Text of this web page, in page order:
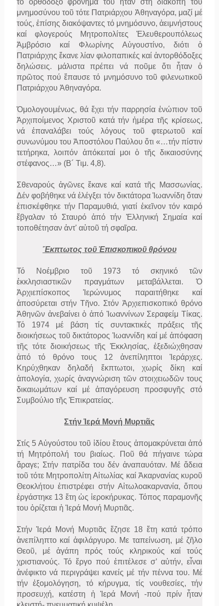
τό ὀρθόδοξο φρόνημά του ἦταν στή διακοπή τοῦ
μνημοσύνου τοῦ τότε Πατριάρχου Ἀθηναγόρα, μαζί μέ
τούς, ἐπίσης διακόψαντες τό μνημόσυνο, ἀειμνήστους
καί φλογερούς Μητροπολίτες Ἐλευθερουπόλεως
Ἀμβρόσιο καί Φλωρίνης Αὐγουστίνο, διότι ὁ
Πατριάρχης ἔκανε λίαν φιλοπαπικές καί ἀντορθόδοξες
δηλώσεις. μάλιστα πρέπει νά ποῦμε ὅτι ἦταν ὁ
πρῶτος πού ἔπαυσε τό μνημόσυνο τοῦ φιλενωτικοῦ
Πατριάρχου Ἀθηναγόρα.
Ὁμολογουμένως, θά ἔχει τήν παρρησία ἐνώπιον τοῦ
Ἀρχιποίμενος Χριστοῦ κατά τήν ἡμέρα τῆς κρίσεως,
νά ἐπαναλάβει τούς λόγους τοῦ φτερωτοῦ καί
συνωνύμου του Ἀποστόλου Παύλου ὅτι «…τήν πίστιν
τετήρηκα, λοιπόν ἀπόκειταί μοι ὁ τῆς δικαιοσύνης
στέφανος…» (Β´ Τιμ. 4,8).
Σθεναρούς ἀγῶνες ἔκανε καί κατά τῆς Μασσωνίας.
Δέν φοβήθηκε νά ἐλέγξει τόν δικτάτορα Ἰωαννίδη ὅταν
ἐπισκέφθηκε τήν Παραμυθιά, γιατί ἐκεῖνον τόν καιρό
ἔβγαλαν τό Σταυρό ἀπό τήν Ἑλληνική Σημαία καί
τοποθέτησαν ἀντ' αὐτοῦ τή σφαῖρα.
Ἔκπτωτος τοῦ Ἐπισκοπικοῦ θρόνου
Τό Νοέμβριο τοῦ 1973 τό σκηνικό τῶν
ἐκκλησιαστικῶν πραγμάτων μεταβάλλεται. Ὁ
Ἀρχιεπίσκοπος Ἱερώνυμος παραιτήθηκε καί
ἀποσύρεται στήν Τῆνο. Στόν Ἀρχιεπισκοπικό θρόνο
Ἀθηνῶν ἀνεβαίνει ὁ ἀπό Ἰωαννίνων Σεραφείμ Τίκας.
Τό 1974 μέ βάση τίς συντακτικές πράξεις τῆς
διοικήσεως τοῦ δικτάτορος Ἰωαννίδη καί μέ ἀπόφαση
τῆς τότε διοικήσεως τῆς Ἐκκλησίας, ἐξεδιώχθησαν
ἀπό τό θρόνο τους 12 ἀνεπίληπτοι Ἱεράρχες.
Κηρύχθηκαν δηλαδή ἔκπτωτοι, χωρίς δίκη καί
ἀπολογία, χωρίς ἀναγνώριση τῶν στοιχειωδῶν τους
δικαιωμάτων καί μέ ἀπαγόρευση προσφυγῆς στό
Συμβούλιο τῆς Ἐπικρατείας.
Στήν Ἱερά Μονή Μυρτιᾶς
Στίς 5 Αὐγούστου τοῦ ἰδίου ἔτους ἀπομακρύνεται ἀπό
τή Μητρόπολή του βιαίως. Ποῦ θά πήγαινε τώρα
ἄραγε; Στήν πατρίδα του δέν ἀναπαυόταν. Μέ ἄδεια
τοῦ τότε Μητροπολίτη Αἰτωλίας καί Ἀκαρνανίας κυροῦ
Θεοκλήτου ἐπιστρέφει στήν Αἰτωλοακαρνανία, ὅπου
ἐργάστηκε 13 ἔτη ὡς ἱεροκήρυκας. Τόπος παραμονῆς
του ὁρίζεται ἡ Ἱερά Μονή Μυρτιᾶς.
Στήν Ἱερά Μονή Μυρτιᾶς ἔζησε 18 ἔτη κατά τρόπο
ἀνεπίληπτο καί ἀφιλάργυρο. Με ταπείνωση, μέ ζῆλο
Θεοῦ, μέ ἀγάπη πρός τούς κληρικούς καί τούς
χριστιανούς. Τό ἔργο πού ἐπιτέλεσε σ’ αὐτήν, εἶναι
ἀνέφικτο νά περιγράψει κανείς μέ τήν πέννα του. Μέ
τήν ἐξομολόγηση, τό κήρυγμα, τίς νουθεσίες, τήν
προσευχή, κατέστη ἡ Ἱερά Μονή -πού πρίν ἦταν